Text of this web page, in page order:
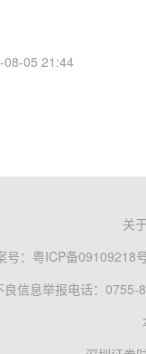
08-05 21:44
关
： 粤ICP备09109218
良信息举报电话：0755-